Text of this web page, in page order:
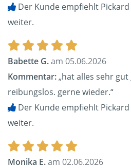
Der Kunde empfiehlt
weiter.
Babette G.am 05.06.2026
Kommentar:„hat alles sehr
reibungslos. gerne wieder.“
Der Kunde empfiehlt
weiter.
Monika E.am 02.06.2026